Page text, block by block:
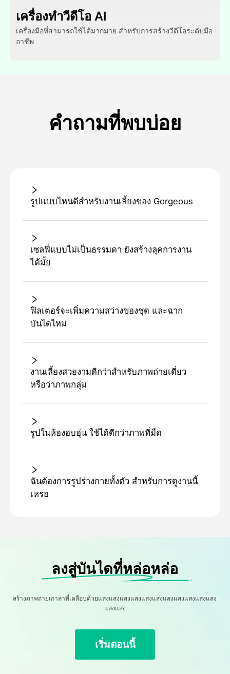
เครื่องทําวีดีโอ AI
เครื่องมือที่สามารถใช้ได้มากมาย สําหรับการสร้างวีดีโอระดับมือ
อาชีพ
คำถามที่พบบ่อย
รูปแบบไหนดีสําหรับงานเลี้ยงของ Gorgeous
เซลฟี่แบบไม่เป็นธรรมดา ยังสร้างลุคการงาน
ได้มั้ย
ฟิลเตอร์จะเพิ่มความสว่างของชุด และฉาก
บันไดไหม
งานเลี้ยงสวยงามดีกว่าสําหรับภาพถ่ายเดี่ยว
หรือว่าภาพกลุ่ม
รูปในห้องอบอุ่น ใช้ได้ดีกว่าภาพที่มืด
ฉันต้องการรูปร่างกายทั้งตัว สําหรับการดูงานนี้
เหรอ
ลงสู่บันไดที่หล่อหล่อ
สร้างภาพถ่ายเกาลาที่เคลือบด้วยแสงแสงแสงแสงแสงแสงแสงแสงแสงแสงแสง
แสงแสง
เริ่มตอนนี้